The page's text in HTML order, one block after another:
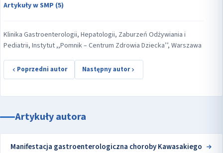
Artykuły w SMP (5)
Klinika Gastroenterologii, Hepatologii, Zaburzeń Odżywiania i
Pediatrii, Instytut ,,Pomnik – Centrum Zdrowia Dziecka’’, Warszawa
Poprzedni autor Następny autor
Artykuły autora
Manifestacja gastroenterologiczna choroby Kawasakiego